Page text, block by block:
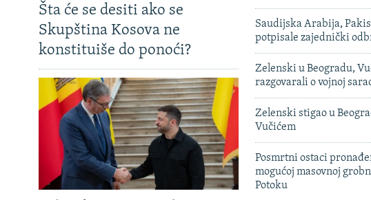
Šta će se desiti ako se
Skupština Kosova ne
konstituiše do ponoći?
Saudijska Arabija,
potpisale zajednički
Zelenski u Beogradu,
razgovarali o vojnoj
Zelenski stigao u
Vučićem
Posmrtni ostaci
mogućoj masovnoj
Potoku